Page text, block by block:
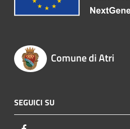
Comune di Atri
SEGUICI SU